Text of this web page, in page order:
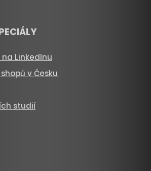
na LinkedInu
v Česku
studií